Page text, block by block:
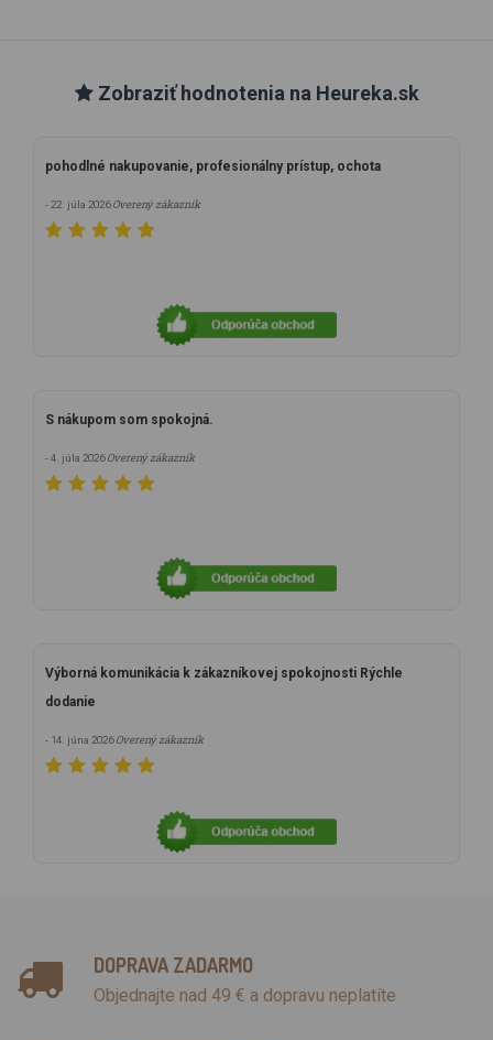
Zobraziť hodnotenia na Heureka.sk
pohodlné nakupovanie, profesionálny prístup, ochota
- 22. júla 2026Overený zákazník
S nákupom som spokojná.
- 4. júla 2026Overený zákazník
Výborná komunikácia k zákazníkovej spokojnosti Rýchle
dodanie
- 14. júna 2026Overený zákazník
DOPRAVA ZADARMO
Objednajte nad 49 € a dopravu neplatíte